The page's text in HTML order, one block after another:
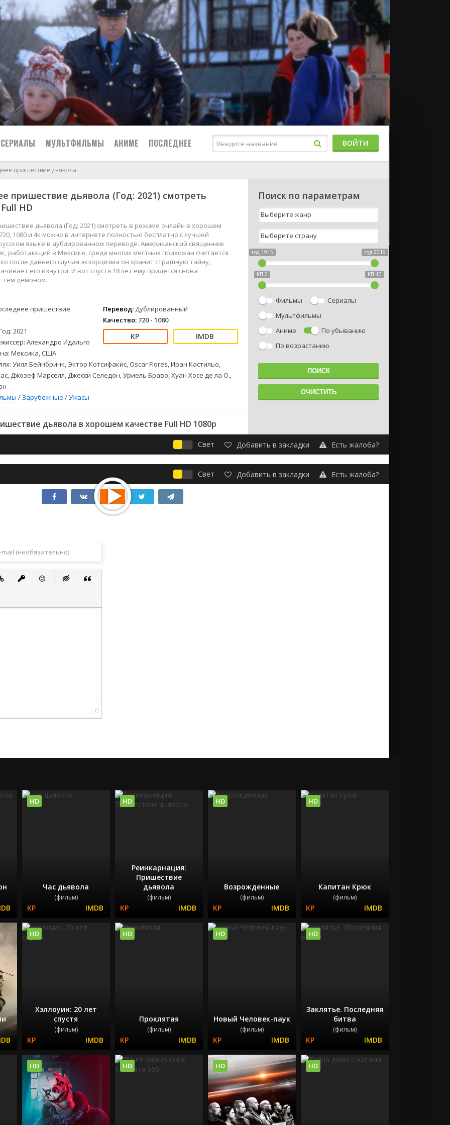
Боевики
Детективы
Детские
Драмы
Комедии
Мелодрамы
Семейные
Спорт
Триллеры
Ужасы
СЕРИАЛЫ МУЛЬТФИЛЬМЫ АНИМЕ ПОСЛЕДНЕЕ
2023
2022
2021
Зарубежные
Фильмы из соцетей
ВОЙТИ
пришествие дьявола
пришествие дьявола (Год: 2021) смотреть
HD
дьявола (Год: 2021) смотреть в режиме онлайн в хорошем
1080 и 4к можно в интернете полностью бесплатно с лучшей
языке в дублированном переводе. Американский священник
работающий в Мексике, среди многих местных прихожан считается
после давнего случая экзорцизма он хранит страшную тайну,
его изнутри. И вот спустя 18 лет ему придётся снова
тем демоном.
пришествие
2021
Алехандро Идальго
Мексика, США
Перевод: Дублированный
Качество: 720 - 1080
Уилл Бейнбринк, Эктор Котсифакис, Oscar Flores, Иран Кастильо,
Джозеф Марселл, Джесси Селедон, Уриель Браво, Хуан Хосе де ла О.,
/ Зарубежные /Ужасы
дьявола в хорошем качестве Full HD 1080p
Поиск по параметрам
год 1915 год 2019
КП 0 КП 10
Фильмы
Сериалы
Мультфильмы
Аниме
По убыванию
По возрастанию
Свет Добавить в закладки Есть жалоба?
Свет Добавить в закладки Есть жалоба?
0
Час дьявола
(фильм)
HD
Реинкарнация:
Пришествие
дьявола
(фильм)
HD
Возрожденные
(фильм)
HD
Капитан Крюк
(фильм)
HD
Хэллоуин: 20 лет
спустя
(фильм)
HD
Проклятая
(фильм)
HD
Новый Человек-паук
(фильм)
HD
Заклятье. Последняя
битва
(фильм)
HD
HD HD HD HD